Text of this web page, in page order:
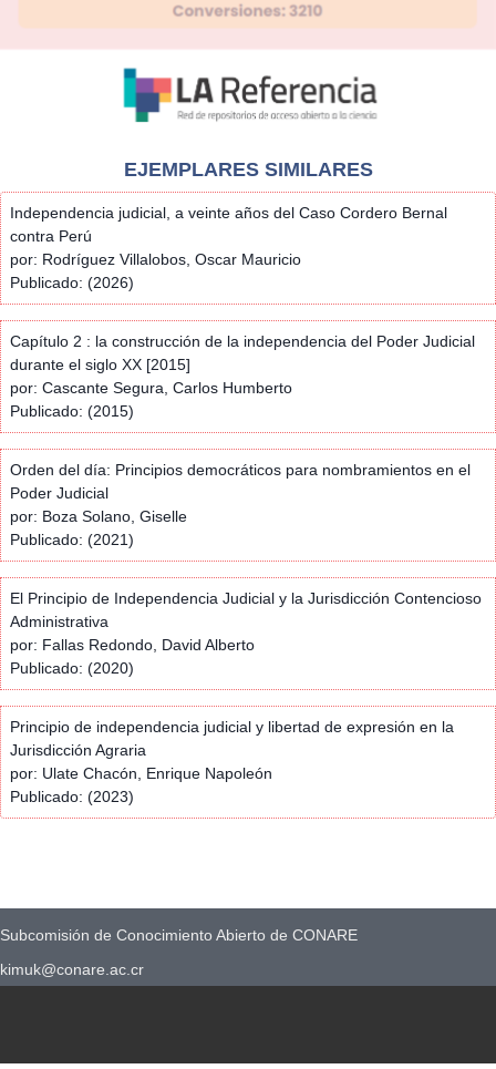
EJEMPLARES SIMILARES
Independencia judicial, a veinte años del Caso Cordero Bernal
contra Perú
por: Rodríguez Villalobos, Oscar Mauricio
Publicado: (2026)
Capítulo 2 : la construcción de la independencia del Poder Judicial
durante el siglo XX [2015]
por: Cascante Segura, Carlos Humberto
Publicado: (2015)
Orden del día: Principios democráticos para nombramientos en el
Poder Judicial
por: Boza Solano, Giselle
Publicado: (2021)
El Principio de Independencia Judicial y la Jurisdicción Contencioso
Administrativa
por: Fallas Redondo, David Alberto
Publicado: (2020)
Principio de independencia judicial y libertad de expresión en la
Jurisdicción Agraria
por: Ulate Chacón, Enrique Napoleón
Publicado: (2023)
Subcomisión de Conocimiento Abierto de CONARE
kimuk@conare.ac.cr